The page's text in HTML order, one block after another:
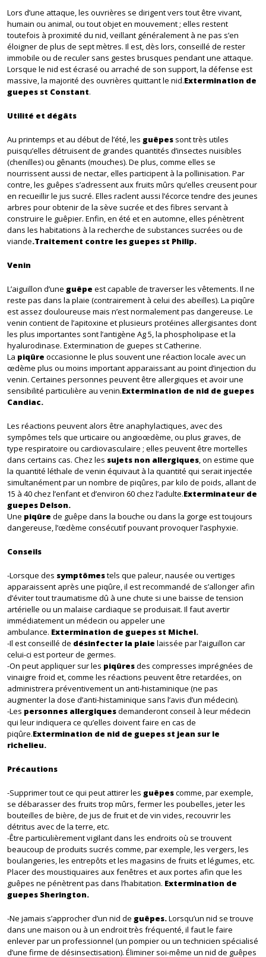
Lors d’une attaque, les ouvrières se dirigent vers tout être vivant,
humain ou animal, ou tout objet en mouvement ; elles restent
toutefois à proximité du nid, veillant généralement à ne pas s’en
éloigner de plus de sept mètres. Il est, dès lors, conseillé de rester
immobile ou de reculer sans gestes brusques pendant une attaque.
Lorsque le nid est écrasé ou arraché de son support, la défense est
massive, la majorité des ouvrières quittant le nid.Extermination de
guepes st Constant.
Utilité et dégâts
Au printemps et au début de l’été, les guêpes sont très utiles
puisqu’elles détruisent de grandes quantités d’insectes nuisibles
(chenilles) ou gênants (mouches). De plus, comme elles se
nourrissent aussi de nectar, elles participent à la pollinisation. Par
contre, les guêpes s’adressent aux fruits mûrs qu’elles creusent pour
en recueillir le jus sucré. Elles raclent aussi l’écorce tendre des jeunes
arbres pour obtenir de la sève sucrée et des fibres servant à
construire le guêpier. Enfin, en été et en automne, elles pénètrent
dans les habitations à la recherche de substances sucrées ou de
viande.Traitement contre les guepes st Philip.
Venin
L’aiguillon d’une guêpe est capable de traverser les vêtements. Il ne
reste pas dans la plaie (contrairement à celui des abeilles). La piqûre
est assez douloureuse mais n’est normalement pas dangereuse. Le
venin contient de l’apitoxine et plusieurs protéines allergisantes dont
les plus importantes sont l’antigène Ag 5, la phospholipase et la
hyalurodinase. Extermination de guepes st Catherine.
La piqûreoccasionne le plus souvent une réaction locale avec un
œdème plus ou moins important apparaissant au point d’injection du
venin. Certaines personnes peuvent être allergiques et avoir une
sensibilité particulière au venin.Extermination de nid de guepes
Candiac.
Les réactions peuvent alors être anaphylactiques, avec des
sympômes tels que urticaire ou angioœdème, ou plus graves, de
type respiratoire ou cardiovasculaire ; elles peuvent être mortelles
dans certains cas. Chez les sujets non allergiques, on estime que
la quantité léthale de venin équivaut à la quantité qui serait injectée
simultanément par un nombre de piqûres, par kilo de poids, allant de
15 à 40 chez l’enfant et d’environ 60 chez l’adulte.Exterminateur de
guepes Delson.
Une piqûrede guêpe dans la bouche ou dans la gorge est toujours
dangereuse, l’œdème consécutif pouvant provoquer l’asphyxie.
Conseils
-Lorsque des symptômestels que paleur, nausée ou vertiges
apparaissent après une piqûre, il est recommandé de s’allonger afin
d’éviter tout traumatisme dû à une chute si une baisse de tension
artérielle ou un malaise cardiaque se produisait. Il faut avertir
immédiatement un médecin ou appeler une
ambulance. Extermination de guepes st Michel.
-Il est conseillé de désinfecter la plaie laissée par l’aiguillon car
celui-ci est porteur de germes.
-On peut appliquer sur les piqûresdes compresses imprégnées de
vinaigre froid et, comme les réactions peuvent être retardées, on
administrera préventivement un anti-histaminique (ne pas
augmenter la dose d’anti-histaminique sans l’avis d’un médecin).
-Les personnes allergiquesdemanderont conseil à leur médecin
qui leur indiquera ce qu’elles doivent faire en cas de
piqûre.Extermination de nid de guepes st jean sur le
richelieu.
Précautions
-Supprimer tout ce qui peut attirer les guêpescomme, par exemple,
se débarasser des fruits trop mûrs, fermer les poubelles, jeter les
bouteilles de bière, de jus de fruit et de vin vides, recouvrir les
détritus avec de la terre, etc.
-Être particulièrement vigilant dans les endroits où se trouvent
beaucoup de produits sucrés comme, par exemple, les vergers, les
boulangeries, les entrepôts et les magasins de fruits et légumes, etc.
Placer des moustiquaires aux fenêtres et aux portes afin que les
guêpes ne pénètrent pas dans l’habitation. Extermination de
guepes Sherington.
-Ne jamais s’approcher d’un nid de guêpes.Lorsqu’un nid se trouve
dans une maison ou à un endroit très fréquenté, il faut le faire
enlever par un professionnel (un pompier ou un technicien spécialisé
d’une firme de désinsectisation). Éliminer soi-même un nid de guêpes